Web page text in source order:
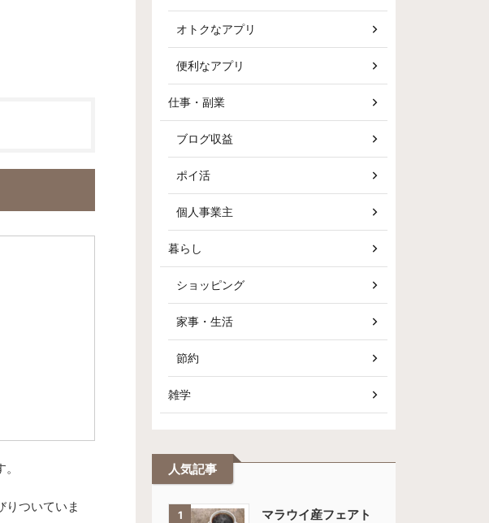
りついていま
オトクなアプリ
便利なアプリ
仕事・副業
ブログ収益
ポイ活
個人事業主
暮らし
ショッピング
家事・生活
節約
雑学
人気記事
1
マラウイ産フェアト